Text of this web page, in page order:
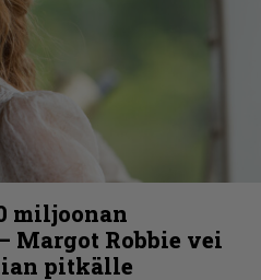
miljoonan
Robbie vei
pitkälle